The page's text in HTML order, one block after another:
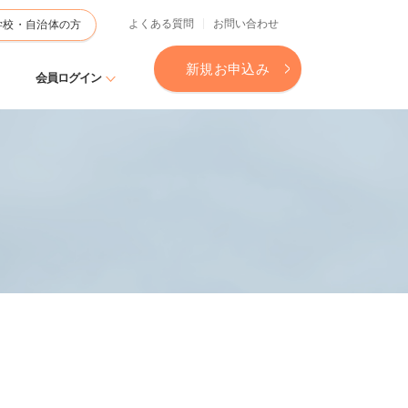
新規お申込み
会員ログイン
よくある質問 お問い合わせ
校・自治体の方